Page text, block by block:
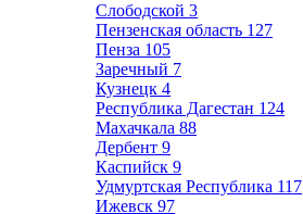
Слободской 3
Пензенская область 127
Пенза 105
Заречный 7
Кузнецк 4
Республика Дагестан 124
Махачкала 88
Дербент 9
Каспийск 9
Удмуртская Республика 117
Ижевск 97